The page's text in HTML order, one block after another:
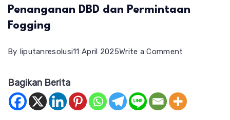
Penanganan DBD dan Permintaan
Fogging
By liputanresolusi11 April 2025Write a Comment
Sukadana
Bagikan Berita